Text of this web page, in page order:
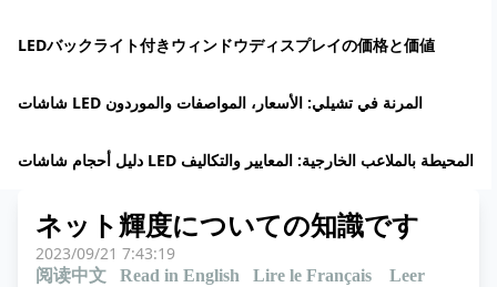
LEDバックライト付きウィンドウディスプレイの価格と価値
شاشات LED المرنة في تشيلي: الأسعار، المواصفات والموردون
دليل أحجام شاشات LED المحيطة بالملاعب الخارجية: المعايير والتكاليف
ネット輝度についての知識です
2023/09/21 7:43:19
阅读中文 Read in English Lire le Français
Leer